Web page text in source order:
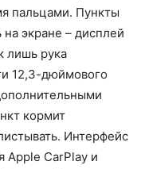
пальцами. Пункты
экране – дисплей
лишь рука
12,3-дюймового
кормит
Интерфейс
Apple CarPlay и